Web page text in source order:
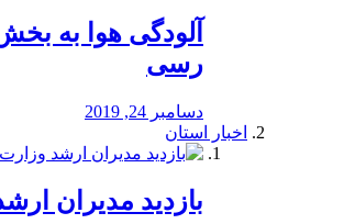
آلودگی هوا به
رسی
دسامبر 24, 2019
اخبار استان
بازدید مدیران